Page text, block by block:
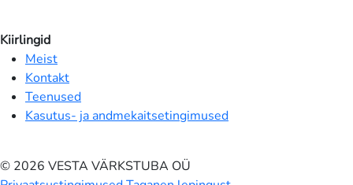
Kiirlingid
Meist
Kontakt
Teenused
Kasutus- ja andmekaitsetingimused
© 2026 VESTA VÄRKSTUBA OÜ